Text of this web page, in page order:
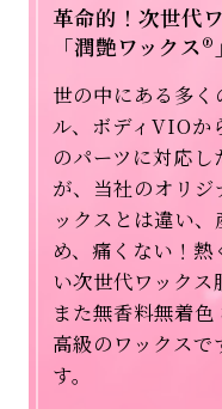
革命的！次世代
「潤艶ワックス
世の中にある多く
ル、ボディVIOか
のパーツに対応
が、当社のオリジ
ックスとは違い
め、痛くない！
い次世代ワックス
また無香料無着
高級のワックス
す。